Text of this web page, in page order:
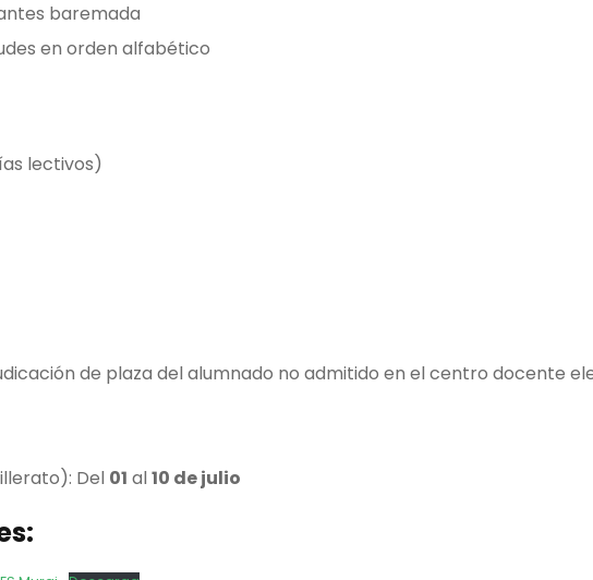
baremada
en orden alfabético
lectivos)
de plaza del alumnado no admitido en el centro docente
Del 01 al 10 de julio